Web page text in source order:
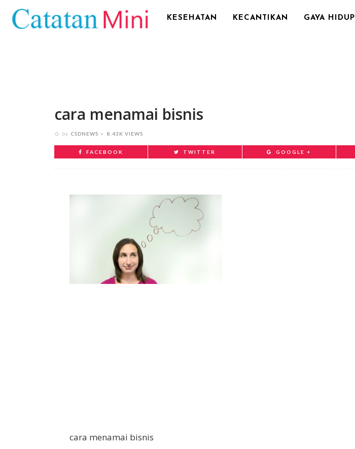
KESEHATAN KECANTIKAN GAYA HIDUP
cara menamai bisnis
by CSDNEWS 8.43K VIEWS
FACEBOOK TWITTER GOOGLE +
cara menamai bisnis